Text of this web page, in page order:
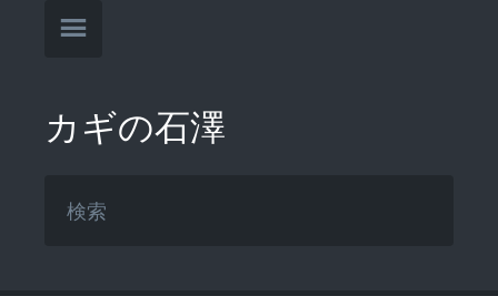
カギの石澤